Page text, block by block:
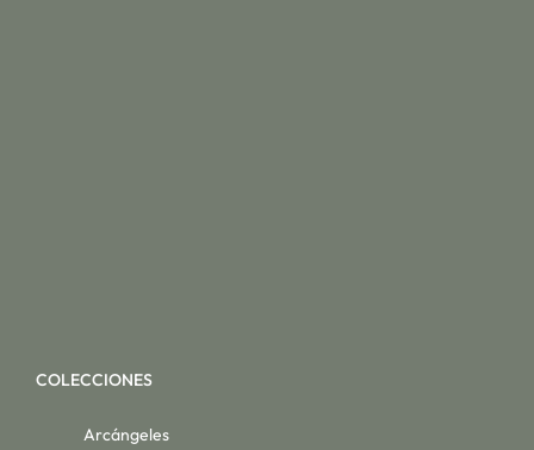
COLECCIONES
Arcángeles